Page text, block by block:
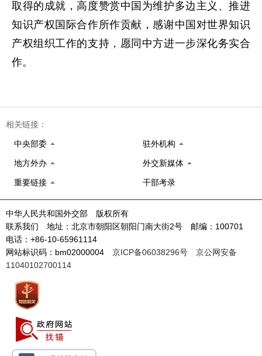
取得的成就，高度赞赏中国为维护多边主义、推进
知识产权国际合作所作贡献，感谢中国对世界知识
产权组织工作的支持，愿同中方进一步深化务实合
作。
相关链接：
中央部委 驻外机构
地方外办 外交新媒体
重要链接 干部考录
中华人民共和国外交部 版权所有
联系我们 地址：北京市朝阳区朝阳门南大街2号 邮编：100701
电话：+86-10-65961114
网站标识码：bm02000004 京ICP备06038296号
京公网安备
11040102700114